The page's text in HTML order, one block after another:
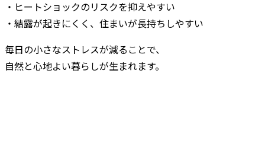
・ヒートショックのリスクを抑えやすい
・結露が起きにくく、住まいが長持ちしやすい
毎日の小さなストレスが減ることで、
自然と心地よい暮らしが生まれます。